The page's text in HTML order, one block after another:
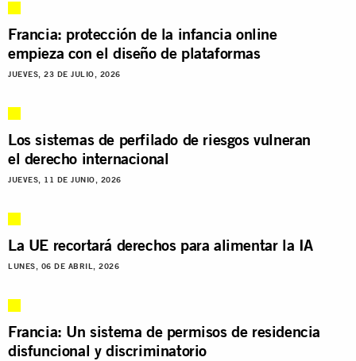
Francia: protección de la infancia online
empieza con el diseño de plataformas
JUEVES, 23 DE JULIO, 2026
Los sistemas de perfilado de riesgos vulneran
el derecho internacional
JUEVES, 11 DE JUNIO, 2026
La UE recortará derechos para alimentar la IA
LUNES, 06 DE ABRIL, 2026
Francia: Un sistema de permisos de residencia
disfuncional y discriminatorio